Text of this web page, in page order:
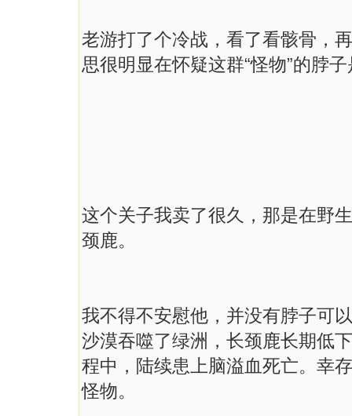
老游打了个冷战，看了看骸骨，
思很明显在怀疑这群“怪物”的脖
这个关子我卖了很久，那是在野
颈鹿。
我不得不安慰他，并没有脖子可
沙漠吞噬了绿洲，长颈鹿长期低
程中，陆续患上脑溢血死亡。幸
怪物。